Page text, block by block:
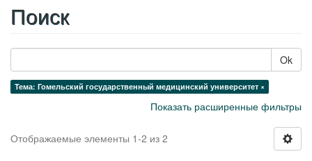
Поиск
Ok
Тема: Гомельский государственный медицинский университет ×
Показать расширенные фильтры
Отображаемые элементы 1-2 из 2